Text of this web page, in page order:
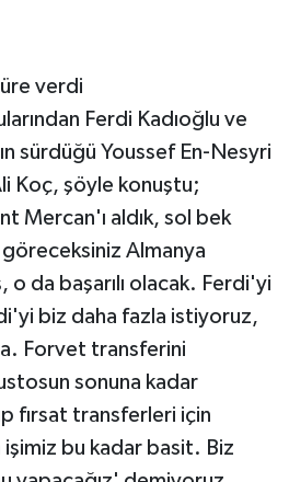
verdi
Ferdi Kadıoğlu ve
sürdüğü Youssef En-Nesyri
Koç, şöyle konuştu;
Mercan'ı aldık, sol bek
Almanya
o da başarılı olacak. Ferdi'yi
biz daha fazla istiyoruz,
Forvet transferini
sonuna kadar
fırsat transferleri için
bu kadar basit. Biz